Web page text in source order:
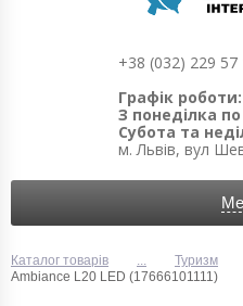
+38 (032) 229 57
Графік роботи:
З понеділка
Субота та
м. Львів, вул
Каталог товарів ... Туризм
Ambiance L20 LED (17666101111)